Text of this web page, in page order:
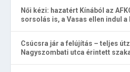
Női kézi: hazatért Kínából az
sorsolás is, a Vasas ellen indul a
Csúcsra jár a felújítás – teljes
Nagyszombati utca érintett